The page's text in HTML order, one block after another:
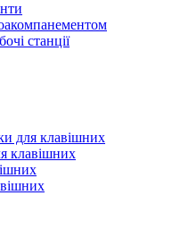
станції
для клавішних
клавішних